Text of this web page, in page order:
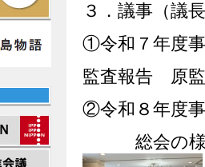
３．議事（議
①令和７年度
監査報告 原
②令和８年度
総会の